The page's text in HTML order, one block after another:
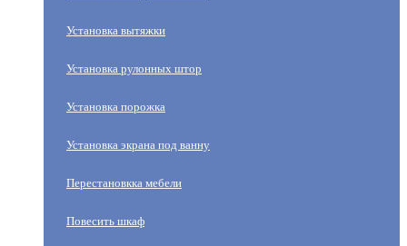
Установка вытяжки
Установка рулонных штор
Установка порожка
Установка экрана под ванну
Перестановкка мебели
Повесить шкаф